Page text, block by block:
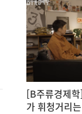
[B주류경제
가 휘청거리